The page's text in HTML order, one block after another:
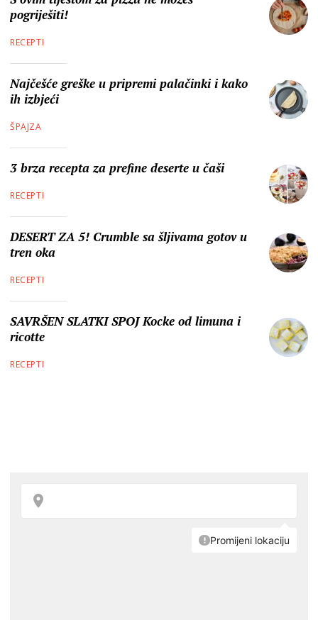
pogriješiti!
RECEPTI
Najčešće greške u pripremi palačinki i kako
ih izbjeći
ŠPAJZA
3 brza recepta za prefine deserte u čaši
RECEPTI
DESERT ZA 5! Crumble sa šljivama gotov u
tren oka
RECEPTI
SAVRŠEN SLATKI SPOJ Kocke od limuna i
ricotte
RECEPTI